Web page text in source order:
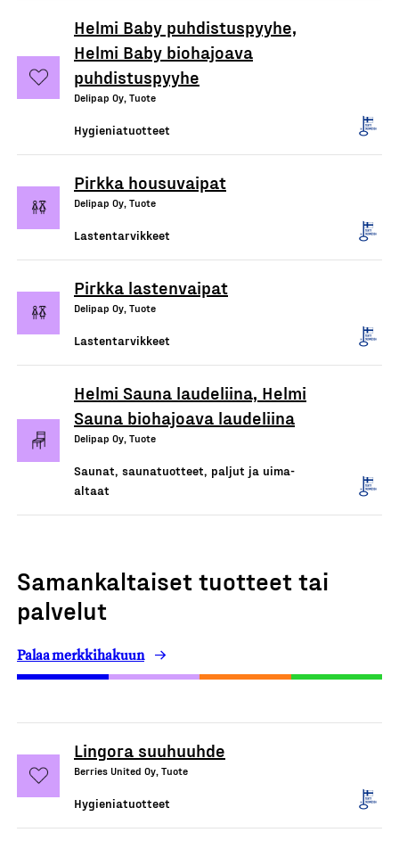
Helmi Baby puhdistuspyyhe,
Helmi Baby biohajoava
puhdistuspyyhe
Delipap Oy, Tuote
Hygieniatuotteet
Pirkka housuvaipat
Delipap Oy, Tuote
Lastentarvikkeet
Pirkka lastenvaipat
Delipap Oy, Tuote
Lastentarvikkeet
Helmi Sauna laudeliina, Helmi
Sauna biohajoava laudeliina
Delipap Oy, Tuote
Saunat, saunatuotteet, paljut ja uima-
altaat
Samankaltaiset tuotteet tai
palvelut
Palaa merkkihakuun
Lingora suuhuuhde
Berries United Oy, Tuote
Hygieniatuotteet